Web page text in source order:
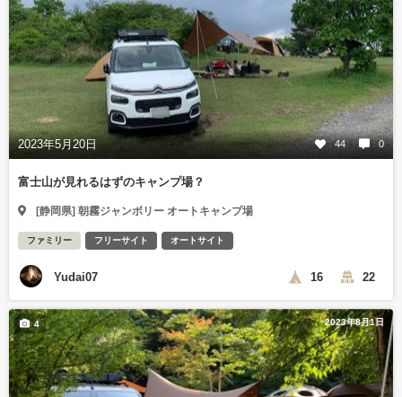
2023年5月20日 44 0
富士山が見れるはずのキャンプ場？
[静岡県] 朝霧ジャンボリー オートキャンプ場
ファミリー フリーサイト オートサイト
Yudai07 16 22
2023年8月1日
4